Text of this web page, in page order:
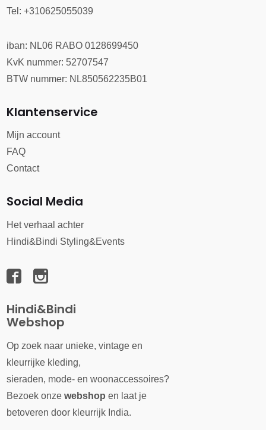
Tel: +310625055039
iban: NL06 RABO 0128699450
KvK nummer: 52707547
BTW nummer: NL850562235B01
Klantenservice
Mijn account
FAQ
Contact
Social Media
Het verhaal achter
Hindi&Bindi Styling&Events
Hindi&Bindi
Webshop
Op zoek naar unieke, vintage en
kleurrijke kleding,
sieraden, mode- en woonaccessoires?
Bezoek onze webshop en laat je
betoveren door kleurrijk India.